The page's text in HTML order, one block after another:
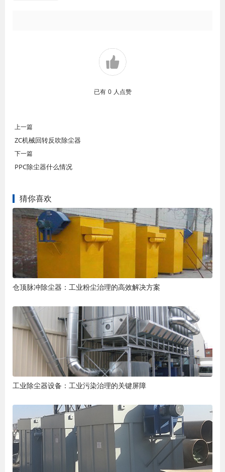
已有 0 人点赞
上一篇
ZC机械回转反吹除尘器
下一篇
PPC除尘器什么情况
猜你喜欢
仓顶脉冲除尘器：工业粉尘治理的高效解决方案
工业除尘器设备：工业污染治理的关键屏障